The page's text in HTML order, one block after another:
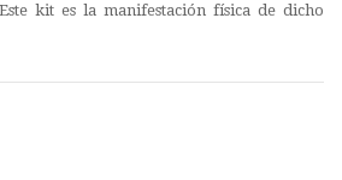
kit es la manifestación física de dicho